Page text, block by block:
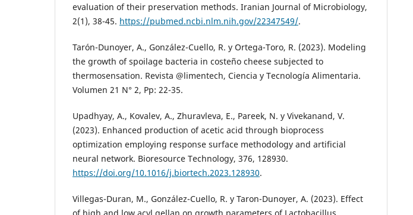
evaluation of their preservation methods. Iranian Journal of Microbiology,
2(1), 38-45. https://pubmed.ncbi.nlm.nih.gov/22347549/.
Tarón-Dunoyer, A., González-Cuello, R. y Ortega-Toro, R. (2023). Modeling
the growth of spoilage bacteria in costeño cheese subjected to
thermosensation. Revista @limentech, Ciencia y Tecnología Alimentaria.
Volumen 21 N° 2, Pp: 22-35.
Upadhyay, A., Kovalev, A., Zhuravleva, E., Pareek, N. y Vivekanand, V.
(2023). Enhanced production of acetic acid through bioprocess
optimization employing response surface methodology and artificial
neural network. Bioresource Technology, 376, 128930.
https://doi.org/10.1016/j.biortech.2023.128930.
Villegas-Duran, M., González-Cuello, R. y Taron-Dunoyer, A. (2023). Effect